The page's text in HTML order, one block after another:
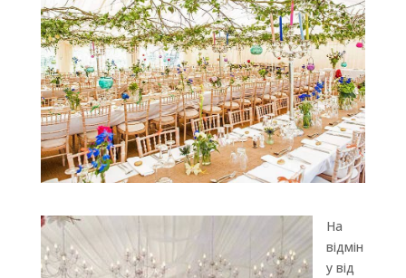
На
відмін
у від